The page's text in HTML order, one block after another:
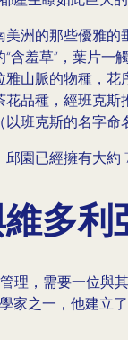
美洲的那些優雅的
含羞草”，葉片一
雅山脈的物種，
花品種，經班克
以班克斯的名字
邱園已經擁有大
多
理，需要一位與
家之一，他建立